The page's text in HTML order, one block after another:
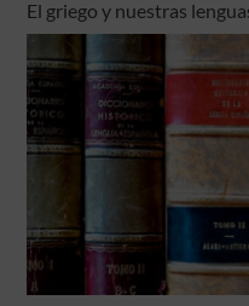
El griego y nuestras